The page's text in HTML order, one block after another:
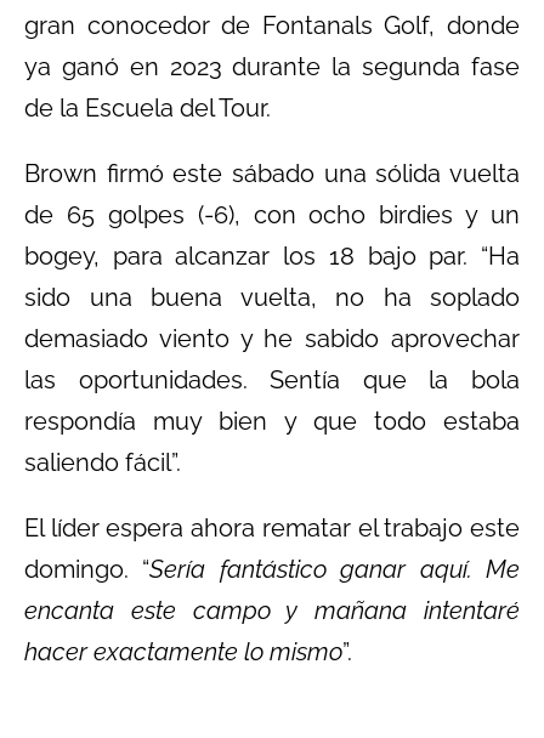
gran conocedor de Fontanals Golf, donde
ya ganó en 2023 durante la segunda fase
de la Escuela del Tour.
Brown firmó este sábado una sólida vuelta
de 65 golpes (-6), con ocho birdies y un
bogey, para alcanzar los 18 bajo par. “Ha
sido una buena vuelta, no ha soplado
demasiado viento y he sabido aprovechar
las oportunidades. Sentía que la bola
respondía muy bien y que todo estaba
saliendo fácil”.
El líder espera ahora rematar el trabajo este
domingo. “Sería fantástico ganar aquí. Me
encanta este campo y mañana intentaré
hacer exactamente lo mismo”.